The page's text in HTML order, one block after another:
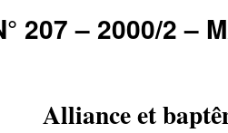
207 – 2000/2 –
Alliance et